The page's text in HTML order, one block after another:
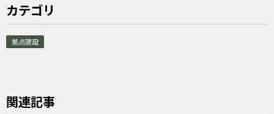
カテゴリ
拠点建設
関連記事